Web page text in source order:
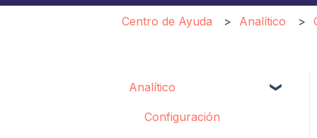
Centro de Ayuda Analítico
Analítico
Configuración